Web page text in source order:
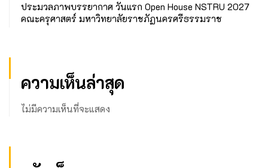
ประมวลภาพบรรยากาศ วันแรก Open House NSTRU 2027
คณะครุศาสตร์ มหาวิทยาลัยราชภัฏนครศรีธรรมราช
ความเห็นล่าสุด
ไม่มีความเห็นที่จะแสดง